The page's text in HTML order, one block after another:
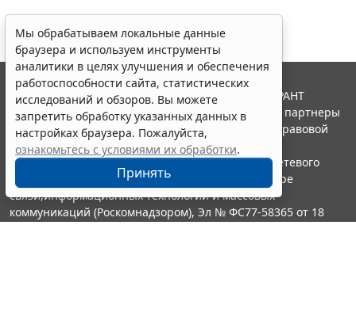
Мы обрабатываем локальные данные
браузера и используем инструменты
аналитики в целях улучшения и обеспечения
работоспособности сайта, статистических
исследований и обзоров. Вы можете
запретить обработку указанных данных в
настройках браузера. Пожалуйста,
ознакомьтесь с условиями их обработки.
Принять
© ООО "НПП "ГАРАНТ-СЕРВИС", 2026. Система ГАРАНТ
выпускается с 1990 года. Компания "Гарант" и ее партнеры
являются участниками Российской ассоциации правовой
информации ГАРАНТ.
Портал ГАРАНТ.РУ зарегистрирован в качестве сетевого
издания Федеральной службой по надзору в сфере
связи,информационных технологий и массовых
коммуникаций (Роскомнадзором), Эл № ФС77-58365 от 18